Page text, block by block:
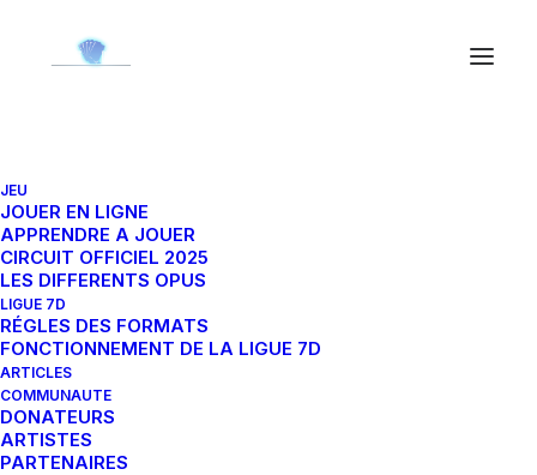
JEU
JOUER EN LIGNE
APPRENDRE A JOUER
CIRCUIT OFFICIEL 2025
LES DIFFERENTS OPUS
LIGUE 7D
RÉGLES DES FORMATS
FONCTIONNEMENT DE LA LIGUE 7D
ARTICLES
COMMUNAUTE
DONATEURS
ARTISTES
PARTENAIRES
Zeromus 14-124H
21 janvier 2024 | BySauscixion